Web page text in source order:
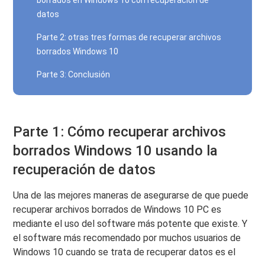
datos
Parte 2: otras tres formas de recuperar archivos
borrados Windows 10
Parte 3: Conclusión
Parte 1: Cómo recuperar archivos
borrados Windows 10 usando la
recuperación de datos
Una de las mejores maneras de asegurarse de que puede
recuperar archivos borrados de Windows 10 PC es
mediante el uso del software más potente que existe. Y
el software más recomendado por muchos usuarios de
Windows 10 cuando se trata de recuperar datos es el